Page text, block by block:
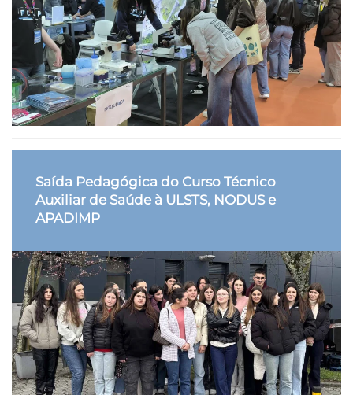
Saída Pedagógica do Curso Técnico
Auxiliar de Saúde à ULSTS, NODUS e
APADIMP